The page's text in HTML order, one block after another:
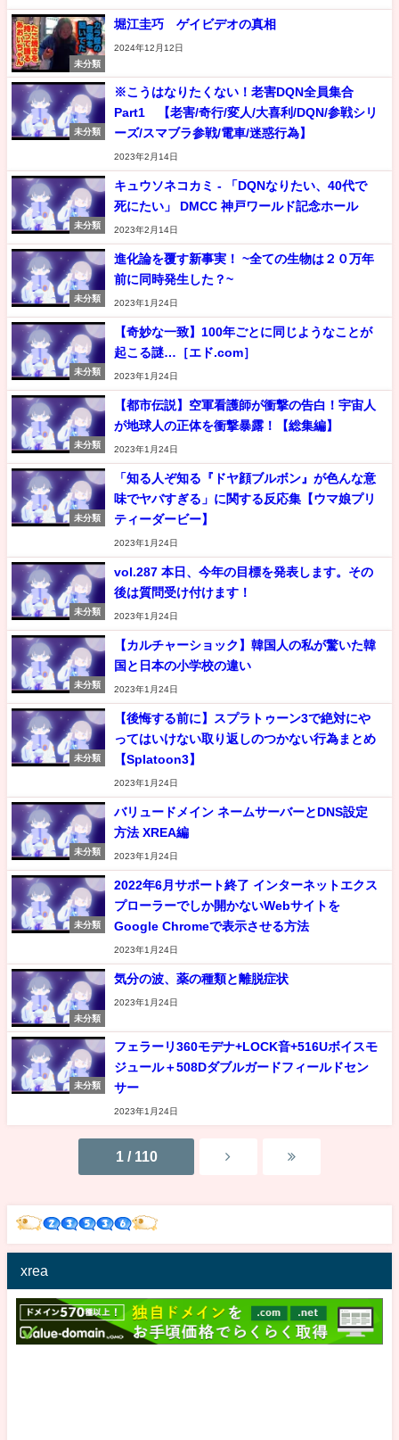
未分類
堀江圭巧 ゲイビデオの真相
2024年12月12日
未分類
※こうはなりたくない！老害DQN全員集合
Part1 【老害/奇行/変人/大喜利/DQN/参戦シリ
ーズ/スマブラ参戦/電車/迷惑行為】
2023年2月14日
未分類
キュウソネコカミ - 「DQNなりたい、40代で
死にたい」 DMCC 神戸ワールド記念ホール
2023年2月14日
未分類
進化論を覆す新事実！ ~全ての生物は２０万年
前に同時発生した？~
2023年1月24日
未分類
【奇妙な一致】100年ごとに同じようなことが
起こる謎…［エド.com］
2023年1月24日
未分類
【都市伝説】空軍看護師が衝撃の告白！宇宙人
が地球人の正体を衝撃暴露！【総集編】
2023年1月24日
未分類
「知る人ぞ知る『ドヤ顔ブルボン』が色んな意
味でヤバすぎる」に関する反応集【ウマ娘プリ
ティーダービー】
2023年1月24日
未分類
vol.287 本日、今年の目標を発表します。その
後は質問受け付けます！
2023年1月24日
未分類
【カルチャーショック】韓国人の私が驚いた韓
国と日本の小学校の違い
2023年1月24日
未分類
【後悔する前に】スプラトゥーン3で絶対にや
ってはいけない取り返しのつかない行為まとめ
【Splatoon3】
2023年1月24日
未分類
バリュードメイン ネームサーバーとDNS設定
方法 XREA編
2023年1月24日
未分類
2022年6月サポート終了 インターネットエクス
プローラーでしか開かないWebサイトを
Google Chromeで表示させる方法
2023年1月24日
未分類
気分の波、薬の種類と離脱症状
2023年1月24日
未分類
フェラーリ360モデナ+LOCK音+516Uボイスモ
ジュール＋508Dダブルガードフィールドセン
サー
2023年1月24日
1 / 110
xrea